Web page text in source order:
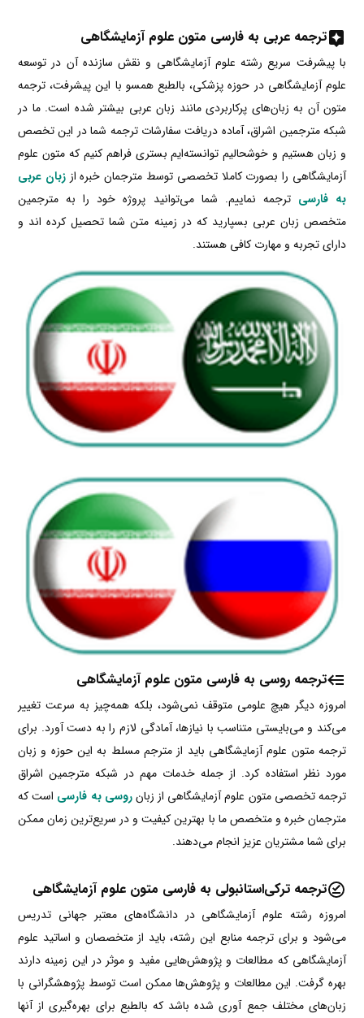
ترجمه عربی به فارسی متون علوم آزمایشگاهی
با پیشرفت سریع رشته علوم آزمایشگاهی و نقش سازنده آن در توسعه
علوم آزمایشگاهی در حوزه پزشکی، بالطبع همسو با این پیشرفت، ترجمه
متون آن به زبان‌های پرکاربردی مانند زبان عربی بیشتر شده است. ما در
شبکه مترجمین اشراق، آماده دریافت سفارشات ترجمه شما در این تخصص
و زبان هستیم و خوشحالیم توانسته‌ایم بستری فراهم کنیم که متون علوم
آزمایشگاهی را بصورت کاملا تخصصی توسط مترجمان خبره اززبان عربی
به فارسی ترجمه نماییم. شما می‌توانید پروژه خود را به مترجمین
متخصص زبان عربی بسپارید که در زمینه متن شما تحصیل کرده اند و
دارای تجربه و مهارت کافی هستند.
ترجمه روسی به فارسی متون علوم آزمایشگاهی
امروزه دیگر هیچ علومی متوقف نمی‌شود، بلکه همه‌چیز به سرعت تغییر
می‌کند و می‌بایستی متناسب با نیازها، آمادگی لازم را به دست آورد. برای
ترجمه متون علوم آزمایشگاهی باید از مترجم مسلط به این حوزه و زبان
مورد نظر استفاده کرد. از جمله خدمات مهم در شبکه مترجمین اشراق
ترجمه تخصصی متون علوم آزمایشگاهی از زبانروسی به فارسی است که
مترجمان خبره و متخصص ما با بهترین کیفیت و در سریع‌ترین زمان ممکن
برای شما مشتریان عزیز انجام می‌دهند.
ترجمه ترکی‌‌استانبولی به فارسی متون علوم آزمایشگاهی
امروزه رشته علوم آزمایشگاهی در دانشگاه‌های معتبر جهانی تدریس
می‌شود و برای ترجمه منابع این رشته، باید از متخصصان و اساتید علوم
آزمایشگاهی که مطالعات و پژوهش‌هایی مفید و موثر در این زمینه دارند
بهره گرفت. این مطالعات و پژوهش‌ها ممکن است توسط پژوهشگرانی با
زبان‌های مختلف جمع آوری شده باشد که بالطبع برای بهره‌گیری از آنها